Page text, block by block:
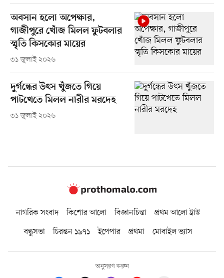
অবসান হলো অপেক্ষার,
গাজীপুরে খোঁজ মিলল ফুটবলার
স্মৃতি কিসকোর মায়ের
৩১ জুলাই ২০২৬
দুর্গন্ধের উৎস খুঁজতে গিয়ে
পাটখেতে মিলল নারীর মরদেহ
৩১ জুলাই ২০২৬
নাগরিক সংবাদ কিশোর আলো বিজ্ঞানচিন্তা
প্রথম আলো ট্রাস্ট
বন্ধুসভা
চিরন্তন ১৯৭১ ইপেপার প্রথমা মোবাইল ভ্যাস
অনুসরণ করুন